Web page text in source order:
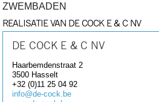
ZWEMBADEN
REALISATIE VAN DE COCK E & C NV
DE COCK E & C NV
Haarbemdenstraat 2
3500 Hasselt
+32 (0)11 25 04 92
info@de-cock.be